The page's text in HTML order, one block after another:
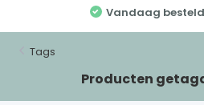
Vandaag
Tags
Producten